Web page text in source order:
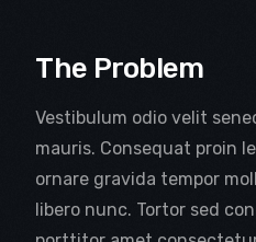
The Problem
Vestibulum odio velit
mauris. Consequat proin
ornare gravida tempor
libero nunc. Tortor sed